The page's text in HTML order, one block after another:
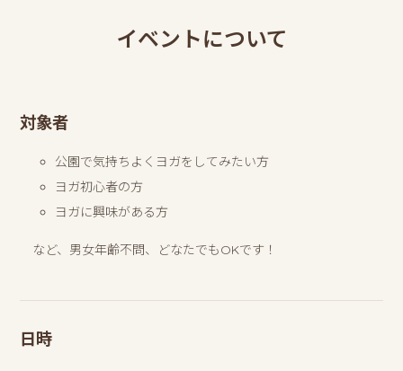
イベントについて
対象者
公園で気持ちよくヨガをしてみたい方
ヨガ初心者の方
ヨガに興味がある方
など、男女年齢不問、どなたでもOKです！
日時